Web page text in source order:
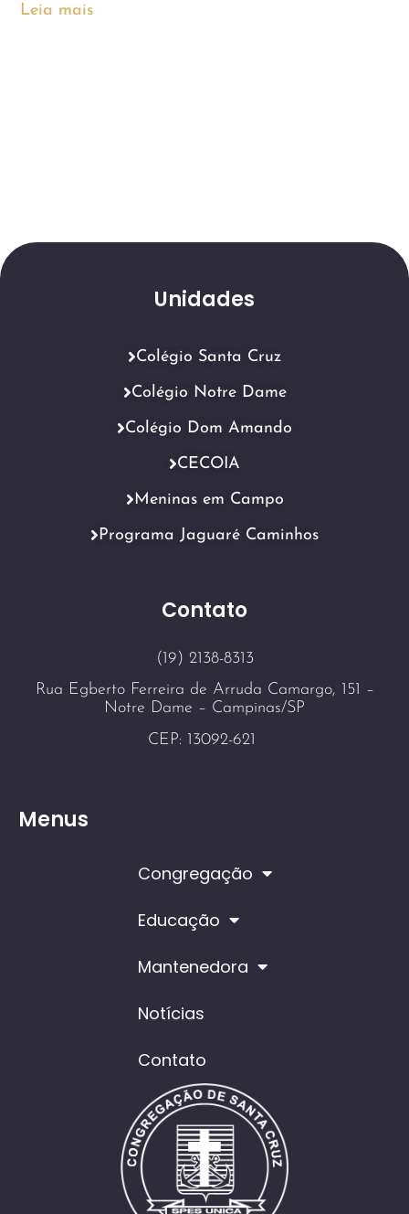
Leia mais
Contato
(19) 2138-8313
Rua Egberto Ferreira de Arruda Camargo, 151 –
Notre Dame – Campinas/SP
CEP: 13092-621
Menus
Congregação
Educação
Mantenedora
Notícias
Contato
Unidades
Colégio Santa Cruz
Colégio Notre Dame
Colégio Dom Amando
CECOIA
Meninas em Campo
Programa Jaguaré Caminhos